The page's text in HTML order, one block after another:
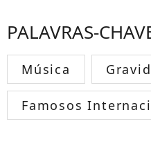
PALAVRAS-
Música
Famosos